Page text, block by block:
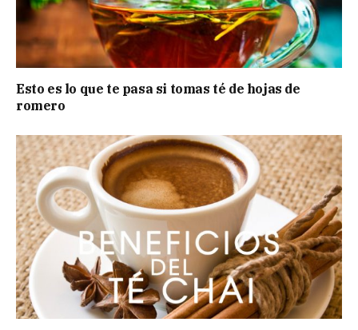
Esto es lo que te pasa si tomas té de hojas de
romero